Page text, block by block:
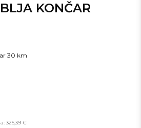
KONČAR
30 km
325,39 €